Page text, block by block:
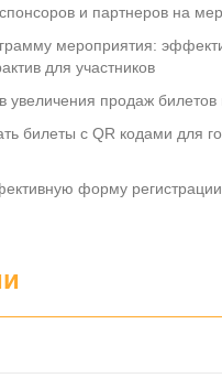
и партнеров на
мероприятия:
для участников
увеличения продаж билетов
билеты с QR кодами для
форму регистрации